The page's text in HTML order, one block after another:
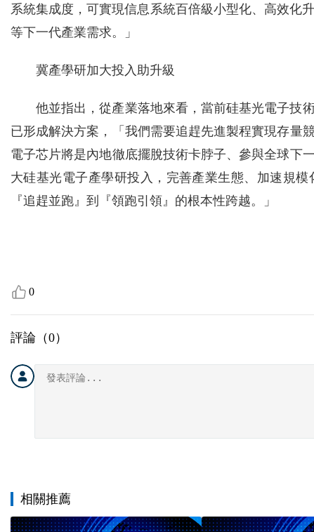
系統集成度，可實現信息系統百倍級小型化、高效化
等下一代產業需求。」
冀產學研加大投入助升級
他並指出，從產業落地來看，當前硅基光電子技
已形成解決方案，「我們需要追趕先進製程實現存量
電子芯片將是內地徹底擺脫技術卡脖子、參與全球下
大硅基光電子產學研投入，完善產業生態、加速規
『追趕並跑』到『領跑引領』的根本性跨越。」
0
評論（0）
相關推薦